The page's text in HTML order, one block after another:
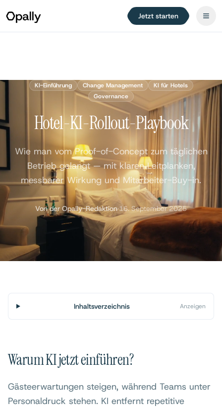
Jetzt starten
KI-Einführung Change Management
KI für Hotels
Governance
Hotel-KI-Rollout-Playbook
Wie man vom Proof-of-Concept zum täglichen
Betrieb gelangt — mit klaren Leitplanken,
messbarer Wirkung und Mitarbeiter-Buy-in.
Von der Opally-Redaktion·16. September 2025
Inhaltsverzeichnis Anzeigen
Warum KI jetzt einführen?
Gästeerwartungen steigen, während Teams unter
Personaldruck stehen. KI entfernt repetitive